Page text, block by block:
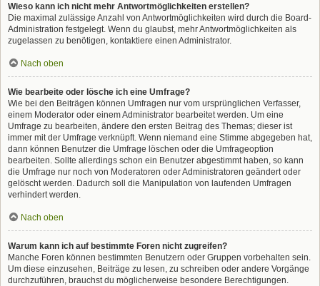
Wieso kann ich nicht mehr Antwortmöglichkeiten erstellen?
Die maximal zulässige Anzahl von Antwortmöglichkeiten wird durch die Board-
Administration festgelegt. Wenn du glaubst, mehr Antwortmöglichkeiten als
zugelassen zu benötigen, kontaktiere einen Administrator.
Nach oben
Wie bearbeite oder lösche ich eine Umfrage?
Wie bei den Beiträgen können Umfragen nur vom ursprünglichen Verfasser,
einem Moderator oder einem Administrator bearbeitet werden. Um eine
Umfrage zu bearbeiten, ändere den ersten Beitrag des Themas; dieser ist
immer mit der Umfrage verknüpft. Wenn niemand eine Stimme abgegeben hat,
dann können Benutzer die Umfrage löschen oder die Umfrageoption
bearbeiten. Sollte allerdings schon ein Benutzer abgestimmt haben, so kann
die Umfrage nur noch von Moderatoren oder Administratoren geändert oder
gelöscht werden. Dadurch soll die Manipulation von laufenden Umfragen
verhindert werden.
Nach oben
Warum kann ich auf bestimmte Foren nicht zugreifen?
Manche Foren können bestimmten Benutzern oder Gruppen vorbehalten sein.
Um diese einzusehen, Beiträge zu lesen, zu schreiben oder andere Vorgänge
durchzuführen, brauchst du möglicherweise besondere Berechtigungen.